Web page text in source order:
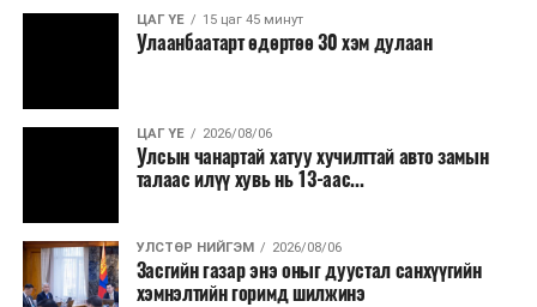
ЦАГ ҮЕ 15 цаг 45 минут
Улаанбаатарт өдөртөө 30 хэм дулаан
ЦАГ ҮЕ 2026/08/06
Улсын чанартай хатуу хучилттай авто замын
талаас илүү хувь нь 13-аас...
УЛСТӨР НИЙГЭМ 2026/08/06
Засгийн газар энэ оныг дуустал санхүүгийн
хэмнэлтийн горимд шилжинэ